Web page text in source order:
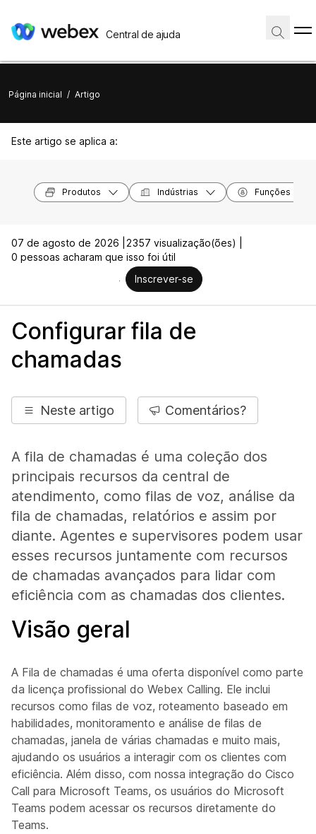
Central de ajuda
Página inicial / Artigo
Este artigo se aplica a:
Produtos Indústrias Funções
07 de agosto de 2026 |
2357 visualização(ões) |
0 pessoas acharam que isso foi útil
Inscrever-se
Configurar fila de
chamadas
Neste artigo Comentários?
A fila de chamadas é uma coleção dos
principais recursos da central de
atendimento, como filas de voz, análise da
fila de chamadas, relatórios e assim por
diante. Agentes e supervisores podem usar
esses recursos juntamente com recursos
de chamadas avançados para lidar com
eficiência com as chamadas dos clientes.
Visão geral
A Fila de chamadas é uma oferta disponível como parte
da licença profissional do Webex Calling. Ele inclui
recursos como filas de voz, roteamento baseado em
habilidades, monitoramento e análise de filas de
chamadas, janela de várias chamadas e muito mais,
ajudando os usuários a interagir com os clientes com
eficiência. Além disso, com nossa integração do Cisco
Call para Microsoft Teams, os usuários do Microsoft
Teams podem acessar os recursos diretamente do
Teams.